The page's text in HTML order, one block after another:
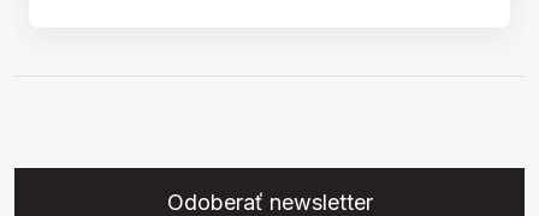
Odoberať newsletter